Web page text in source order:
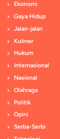
Ekonomi
Gaya Hidup
Jalan-jalan
Kuliner
Hukum
Internasional
Nasional
Olahraga
Politik
Opini
Serba-Serbi